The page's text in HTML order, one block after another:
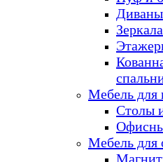
Диваны
Зеркала
Мебель для
Столы
Мебель для